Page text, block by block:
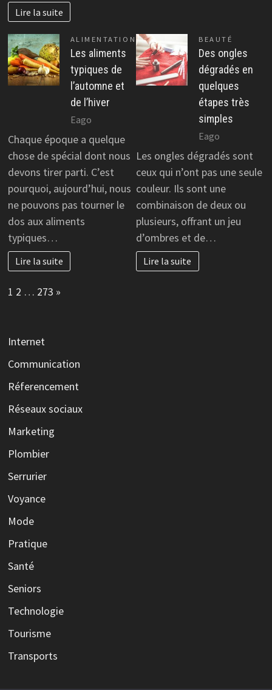
Lire la suite
ALIMENTATION
Les aliments
typiques de
l’automne et
de l’hiver
Eago
Chaque époque a quelque
chose de spécial dont nous
devons tirer parti. C’est
pourquoi, aujourd’hui, nous
ne pouvons pas tourner le
dos aux aliments
typiques…
Lire la suite
BEAUTÉ
Des ongles
dégradés en
quelques
étapes très
simples
Eago
Les ongles dégradés sont
ceux qui n’ont pas une seule
couleur. Ils sont une
combinaison de deux ou
plusieurs, offrant un jeu
d’ombres et de…
Lire la suite
Page:
1 2 … 273 Next
»
Internet
Communication
Réferencement
Réseaux sociaux
Marketing
Plombier
Serrurier
Voyance
Mode
Pratique
Santé
Seniors
Technologie
Tourisme
Transports